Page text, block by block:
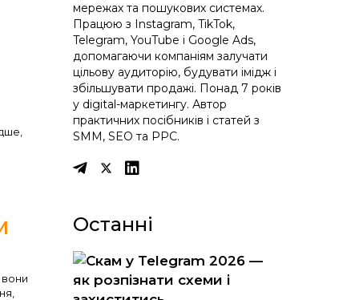
вони
мережах та пошукових системах.
Працюю з Instagram, TikTok,
Telegram, YouTube і Google Ads,
допомагаючи компаніям залучати
цільову аудиторію, будувати імідж і
збільшувати продажі. Понад 7 років
у digital-маркетингу. Автор
практичних посібників і статей з
SMM, SEO та PPC.
Останні